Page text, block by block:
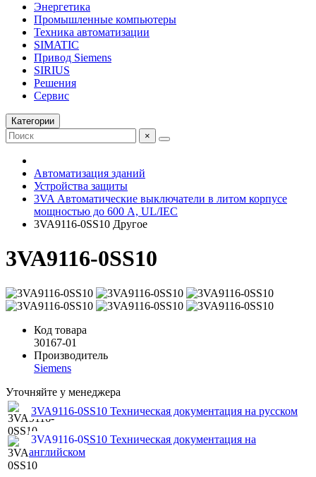
Энергетика
Промышленные компьютеры
Техника автоматизации
SIMATIC
Привод Siemens
SIRIUS
Решения
Сервис
Категории
×
Автоматизация зданий
Устройства защиты
3VA Автоматические выключатели в литом корпусе
мощностью до 600 А, UL/IEC
3VA9116-0SS10 Другое
3VA9116-0SS10
Код товара
30167-01
Производитель
Siemens
Уточняйте у менеджера
3VA9116-0SS10 Техническая документация на русском
3VA9116-0SS10 Техническая документация на
английском